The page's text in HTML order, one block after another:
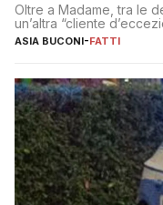
Oltre a Madame, tra le
un’altra “cliente
ASIA BUCONI-FATTI